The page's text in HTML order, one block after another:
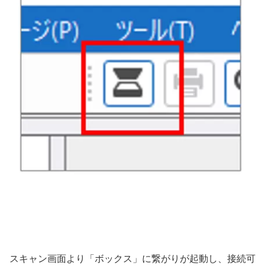
スキャン画面より「ボックス」に繋がりが起動し、接続可